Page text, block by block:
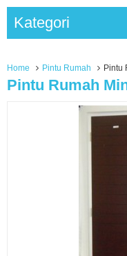
Kategori
Home Pintu Rumah Pintu
Pintu Rumah